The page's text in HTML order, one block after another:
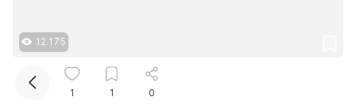
12.175
1 1 0